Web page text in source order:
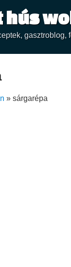
hús
gasztroblog,
» sárgarépa